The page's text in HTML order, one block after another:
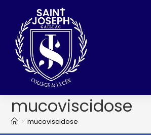
mucoviscidose
> mucoviscidose